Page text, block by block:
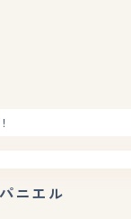
ニエル